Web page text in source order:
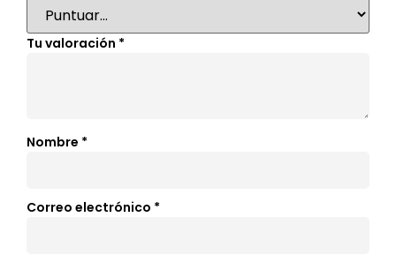
Tu valoración *
Nombre *
Correo electrónico *